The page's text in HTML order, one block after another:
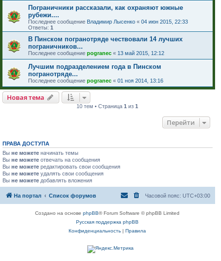
Пограничники рассказали, как охраняют южные
рубежи....
Последнее сообщение Владимир Лысенко « 04 июн 2015, 22:33
Ответы: 1
В Пинском погранотряде чествовали 14 лучших
пограничников...
Последнее сообщение pogranec « 13 май 2015, 12:12
Лучшим подразделением года в Пинском
погранотряде...
Последнее сообщение pogranec « 01 ноя 2014, 13:16
Новая тема
10 тем • Страница1 из1
Перейти
ПРАВА ДОСТУПА
Вы не можете начинать темы
Вы не можете отвечать на сообщения
Вы не можете редактировать свои сообщения
Вы не можете удалять свои сообщения
Вы не можете добавлять вложения
На портал Список форумов Часовой пояс: UTC+03:00
Создано на основеphpBB® Forum Software © phpBB Limited
Русская поддержка phpBB
Конфиденциальность |Правила